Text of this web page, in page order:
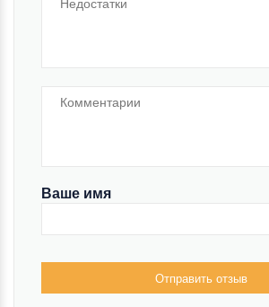
Ваше имя
Отправить отзыв